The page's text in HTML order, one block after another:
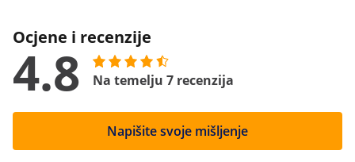
Ocjene i recenzije
4.8 Na temelju 7 recenzija
Napišite svoje mišljenje